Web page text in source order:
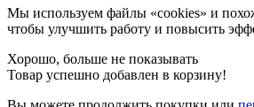
Мы используем файлы «cookies» и
чтобы улучшить работу и повысить
Хорошо, больше не показывать
Товар успешно добавлен в корзину!